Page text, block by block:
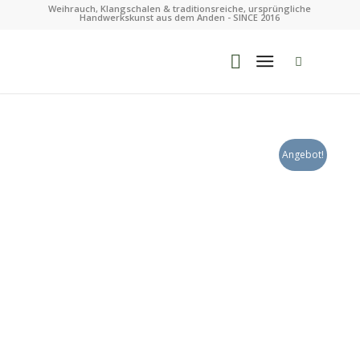
Weihrauch, Klangschalen & traditionsreiche, ursprüngliche
Handwerkskunst aus dem Anden - SINCE 2016
Angebot!